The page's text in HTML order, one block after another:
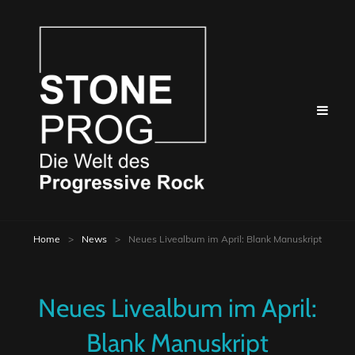
Home > News > Neues Livealbum im April: Blank Manuskript
Neues Livealbum im April:
Blank Manuskript